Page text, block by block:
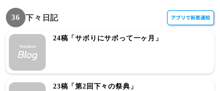
36 下々日記
24稿「サボりにサボって一ヶ月」
23稿「第2回下々の祭典」